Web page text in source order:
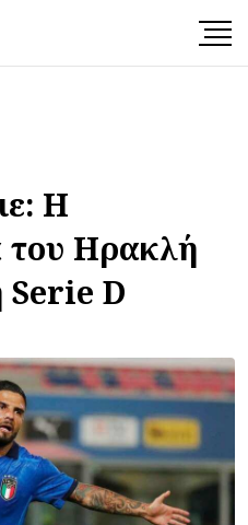
Η
του Ηρακλή
Serie D